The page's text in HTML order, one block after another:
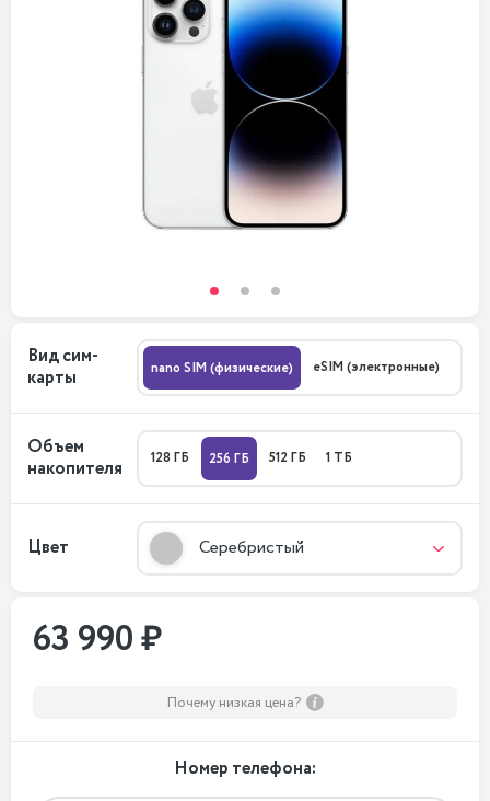
Вид сим-
карты
nano SIM (физические) eSIM (электронные)
Объем
накопителя
128 ГБ 256 ГБ 512 ГБ 1 ТБ
Цвет Серебристый
63 990 ₽
Почему низкая цена?
Номер телефона: